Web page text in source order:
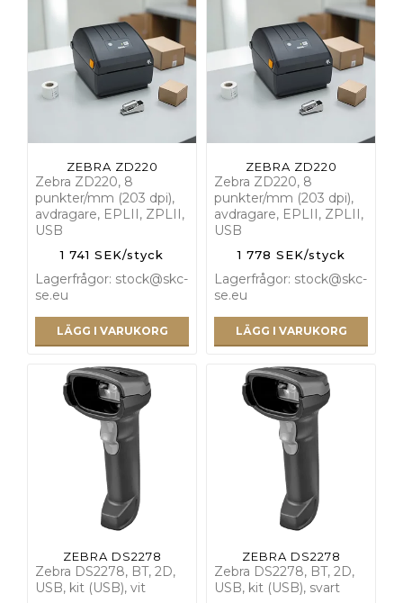
ZEBRA ZD220
Zebra ZD220, 8
punkter/mm (203 dpi),
avdragare, EPLII, ZPLII,
USB
1 741 SEK/styck
Lagerfrågor: stock@skc-
se.eu
LÄGG I VARUKORG
ZEBRA ZD220
Zebra ZD220, 8
punkter/mm (203 dpi),
avdragare, EPLII, ZPLII,
USB
1 778 SEK/styck
Lagerfrågor: stock@skc-
se.eu
LÄGG I VARUKORG
ZEBRA DS2278
Zebra DS2278, BT, 2D,
USB, kit (USB), vit
ZEBRA DS2278
Zebra DS2278, BT, 2D,
USB, kit (USB), svart